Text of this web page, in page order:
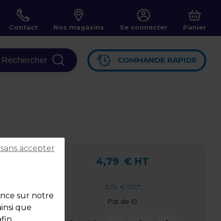
Contact Nos magasins Se connecter Panier
Rechercher COMMANDE RAPIDE
4,79 € HT
5,75 € TTC*
Pqt de 10
sur notre
que
accepter